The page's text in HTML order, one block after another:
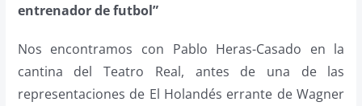
entrenador de futbol”
Nos encontramos con Pablo Heras-Casado en la
cantina del Teatro Real, antes de una de las
representaciones de El Holandés errante de Wagner